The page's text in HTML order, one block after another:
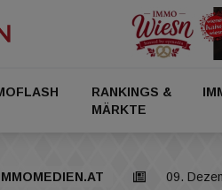
RANKINGS &
MÄRKTE
09.